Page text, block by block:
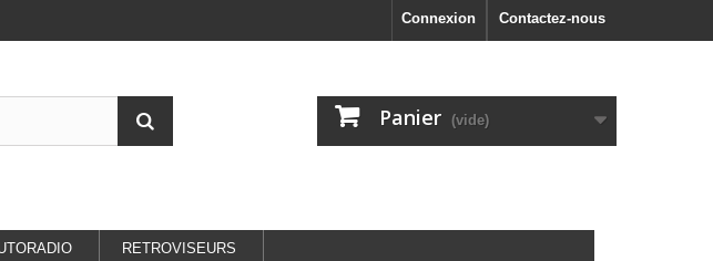
Contactez-nous
Connexion
Panier (vide)
RETROVISEURS